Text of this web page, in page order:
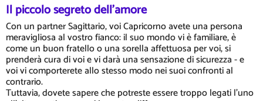
Il piccolo segreto dell'amore
Con un partner Sagittario, voi Capricorno avete una persona
meravigliosa al vostro fianco: il suo mondo vi è familiare, è
come un buon fratello o una sorella affettuosa per voi, si
prenderà cura di voi e vi darà una sensazione di sicurezza - e
voi vi comporterete allo stesso modo nei suoi confronti al
contrario.
Tuttavia, dovete sapere che potreste essere troppo legati l'uno